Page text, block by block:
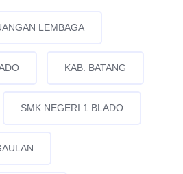
LEMBAGA
KAB. BATANG
SMK NEGERI 1 BLADO